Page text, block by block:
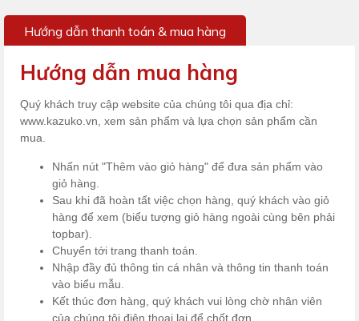
tận nhà (miễn phí) hay dịch vụ bảo hành, bảo trì
(trọn đời) sẽ do Kazuko đảm nhận. Trải nghiệm
mua sắm nhanh chóng và sử dụng ghế massage
thuận tiện nhất là những gì Kazuko cam kết
cấp tới khách hàng.
Chính sách bán hàng và hậu mãi tại Kazuko
THÔNG SỐ KỸ THUẬT
ĐÁNH GIÁ